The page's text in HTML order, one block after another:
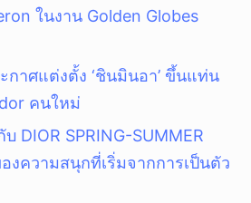
ในงาน Golden Globes
กาศแต่งตั้ง ‘ชินมินอา’ ขึ้นแท่น
คนใหม่
DIOR SPRING-SUMMER
งความสนุกที่เริ่มจากการเป็นตัว